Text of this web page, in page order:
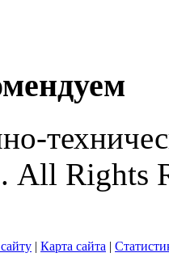
All Rights
| Карта сайта |